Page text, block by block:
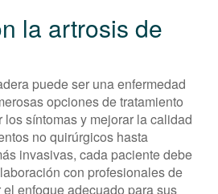
la artrosis de
puede ser una enfermedad
opciones de tratamiento
síntomas y mejorar la calidad
no quirúrgicos hasta
invasivas, cada paciente debe
con profesionales de
enfoque adecuado para sus